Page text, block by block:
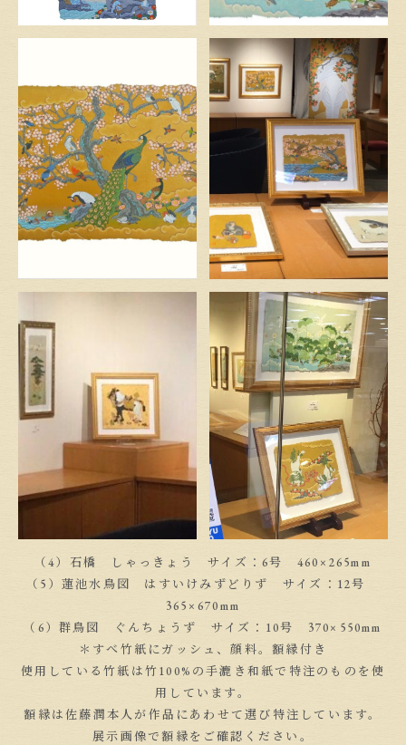
（4）石橋 しゃっきょう サイズ：6号 460×265mm
（5）蓮池水鳥図 はすいけみずどりず サイズ：12号
365×670mm
（6）群鳥図 ぐんちょうず サイズ：10号 370×550mm
＊すべ竹紙にガッシュ、顔料。額縁付き
使用している竹紙は竹100%の手漉き和紙で特注のものを使
用しています。
額縁は佐藤潤本人が作品にあわせて選び特注しています。
展示画像で額縁をご確認ください。